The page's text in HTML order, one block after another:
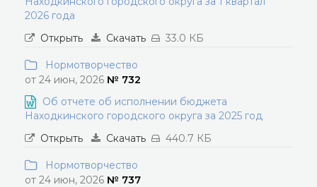
2026 года
Открыть
Скачать 33.0 КБ
Нормотворчество
от 24 июн, 2026 № 732
Об отчете об исполнении бюджета
Находкинского городского округа за 2025 год
Открыть
Скачать 440.7 КБ
Нормотворчество
от 24 июн, 2026 № 737